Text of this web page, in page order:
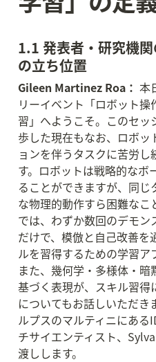
1.1 発表者・研究機
の立ち位置
Gileen Martinez Roa： 本
リーイベント「ロボット
習」へようこそ。このセ
歩した現在もなお、ロボ
ョンを伴うタスクに苦労
す。ロボットは戦略的なボ
ることができますが、同
な物理的動作すら困難なこ
では、わずか数回のデモ
だけで、模倣と自己改善
ルを習得するための学習ア
また、幾何学・多様体・
基づく表現が、スキル習
についてもお話しいただき
ルプスのマルティニにある
チサイエンティスト、
渡しします。